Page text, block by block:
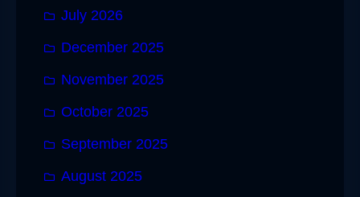
July 2026
December 2025
November 2025
October 2025
September 2025
August 2025